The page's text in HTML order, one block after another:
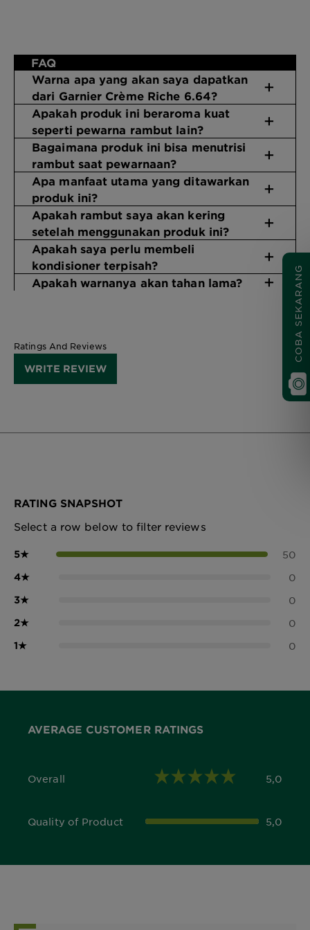
FAQ
Warna apa yang akan saya dapatkan
dari Garnier Crème Riche 6.64?
Apakah produk ini beraroma kuat
seperti pewarna rambut lain?
Bagaimana produk ini bisa menutrisi
rambut saat pewarnaan?
Apa manfaat utama yang ditawarkan
produk ini?
Apakah rambut saya akan kering
setelah menggunakan produk ini?
Apakah saya perlu membeli
kondisioner terpisah?
Apakah warnanya akan tahan lama?
Ratings And Reviews
WRITE REVIEW
RATING SNAPSHOT
Select a row below to filter reviews
5★ 50
4★ 0
3★ 0
2★ 0
1★ 0
AVERAGE CUSTOMER RATINGS
Overall
5,0 out of 5 stars 5,0
Quality of Product
5,0 out of 5 stars 5,0
COBA SEKARANG